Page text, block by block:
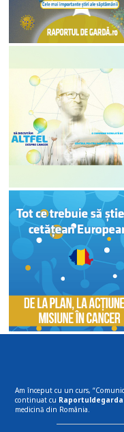
Am început cu un curs,
continuat cu
medicină din România.